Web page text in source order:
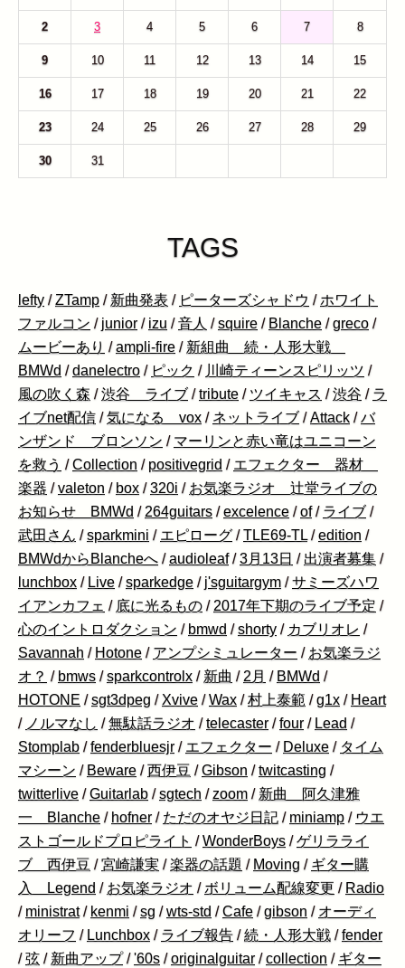
2 3 4 5 6 7 8
9 10 11 12 13 14 15
16 17 18 19 20 21 22
23 24 25 26 27 28 29
30 31
TAGS
lefty /ZTamp / 新曲発表 / ピーターズシャドウ / ホワイト
ファルコン / junior / izu /音人 /squire / Blanche /greco /
ムービーあり /ampli-fire / 新組曲 続・人形大戦
BMWd /danelectro / ピック / 川崎ティーンスピリッツ /
風の吹く森 /渋谷 ライブ /tribute / ツイキャス /渋谷 / ラ
イブnet配信 /気になる vox / ネットライブ /Attack /バ
ンザンド ブロンソン / マーリンと赤い竜はユニコーン
を救う /Collection / positivegrid / エフェクター 器材
楽器 /valeton / box /320i / お気楽ラジオ 辻堂ライブの
お知らせ BMWd / 264guitars /excelence /of / ライブ /
武田さん /sparkmini / エピローグ /TLE69-TL /edition /
BMWdからBlancheへ /audioleaf /3月13日 / 出演者募集 /
lunchbox / Live /sparkedge / j'sguitargym /サミーズハワ
イアンカフェ / 底に光るもの / 2017年下期のライブ予定 /
心のイントロダクション / bmwd /shorty / カブリオレ /
Savannah / Hotone / アンプシミュレーター / お気楽ラジ
オ？ / bmws /sparkcontrolx / 新曲 / 2月 / BMWd /
HOTONE /sgt3dpeg / Xvive /Wax /村上泰範 /g1x / Heart
/ ノルマなし /無駄話ラジオ /telecaster /four / Lead /
Stomplab /fenderbluesjr / エフェクター / Deluxe / タイム
マシーン / Beware /西伊豆 /Gibson /twitcasting /
twitterlive /Guitarlab /sgtech /zoom / 新曲 阿久津雅
一 Blanche / hofner / ただのオヤジ日記 / miniamp / ウエ
ストゴールドプロピライト /WonderBoys /ゲリラライ
ブ 西伊豆 /宮崎謙実 /楽器の話題 / Moving / ギター購
入 Legend / お気楽ラジオ / ボリューム配線変更 / Radio
/ ministrat / kenmi /sg /wts-std /Cafe /gibson / オーディ
オリーフ / Lunchbox / ライブ報告 /続・人形大戦 /fender
/弦 / 新曲アップ /'60s /originalguitar /collection / ギター